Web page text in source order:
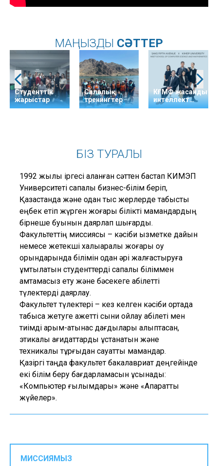
МАҢЫЗДЫ СӘТТЕР
Студенттік
жарыстар
Салалық
тренингтер
КҒМФ жасанды
интеллект
Конференциясы
БІЗ ТУРАЛЫ
1992 жылы іргесі қаланған сәттен бастап КИМЭП
Университеті сапалы бизнес-білім беріп,
Қазақстанда және одан тыс жерлерде табысты
еңбек етіп жүрген жоғары білікті мамандардың
бірнеше буынын даярлап шығарды.
Факультеттің миссиясы – кәсіби қызметке дайын
немесе жетекші халықаралық жоғары оқу
орындарында білімін одан әрі жалғастыруға
ұмтылатын студенттерді сапалы біліммен
қамтамасыз ету және бәсекеге қабілетті
түлектерді даярлау.
Факультет түлектері – кез келген кәсіби ортада
табысқа жетуге қажетті сыни ойлау қабілеті мен
тиімді қарым-қатынас дағдылары қалыптасқан,
этикалық қағидаттарды ұстанатын және
техникалық тұрғыдан сауатты мамандар.
Қазіргі таңда факультет бакалавриат деңгейінде
екі білім беру бағдарламасын ұсынады:
«Компьютер ғылымдары» және «Ақпараттық
жүйелер».
МИССИЯМЫЗ